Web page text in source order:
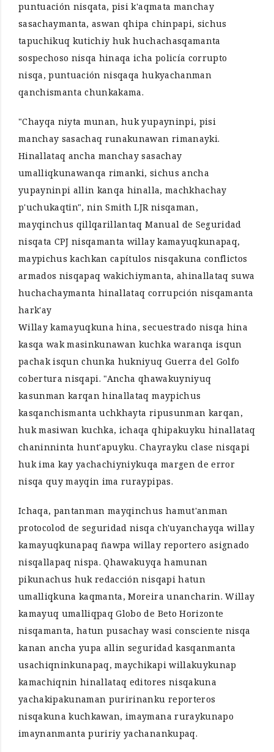
puntuación nisqata, pisi k'aqmata manchay
sasachaymanta, aswan qhipa chinpapi, sichus
tapuchikuq kutichiy huk huchachasqamanta
sospechoso nisqa hinaqa icha policía corrupto
nisqa, puntuación nisqaqa hukyachanman
qanchismanta chunkakama.
"Chayqa niyta munan, huk yupayninpi, pisi
manchay sasachaq runakunawan rimanayki.
Hinallataq ancha manchay sasachay
umalliqkunawanqa rimanki, sichus ancha
yupayninpi allin kanqa hinalla, machkhachay
p'uchukaqtin", nin Smith LJR nisqaman,
mayqinchus qillqarillantaq Manual de Seguridad
nisqata CPJ nisqamanta willay kamayuqkunapaq,
maypichus kachkan capítulos nisqakuna conflictos
armados nisqapaq wakichiymanta, ahinallataq suwa
huchachaymanta hinallataq corrupción nisqamanta
hark'ay
Willay kamayuqkuna hina, secuestrado nisqa hina
kasqa wak masinkunawan kuchka waranqa isqun
pachak isqun chunka hukniyuq Guerra del Golfo
cobertura nisqapi. "Ancha qhawakuyniyuq
kasunman karqan hinallataq maypichus
kasqanchismanta uchkhayta ripusunman karqan,
huk masiwan kuchka, ichaqa qhipakuyku hinallataq
chaninninta hunt'apuyku. Chayrayku clase nisqapi
huk ima kay yachachiyniykuqa margen de error
nisqa quy mayqin ima ruraypipas.
Ichaqa, pantanman mayqinchus hamut'anman
protocolod de seguridad nisqa ch'uyanchayqa willay
kamayuqkunapaq ñawpa willay reportero asignado
nisqallapaq nispa. Qhawakuyqa hamunan
pikunachus huk redacción nisqapi hatun
umalliqkuna kaqmanta, Moreira unancharin. Willay
kamayuq umalliqpaq Globo de Beto Horizonte
nisqamanta, hatun pusachay wasi consciente nisqa
kanan ancha yupa allin seguridad kasqanmanta
usachiqninkunapaq, maychikapi willakuykunap
kamachiqnin hinallataq editores nisqakuna
yachakipakunaman puririnanku reporteros
nisqakuna kuchkawan, imaymana ruraykunapo
imaynanmanta puririy yachanankupaq.